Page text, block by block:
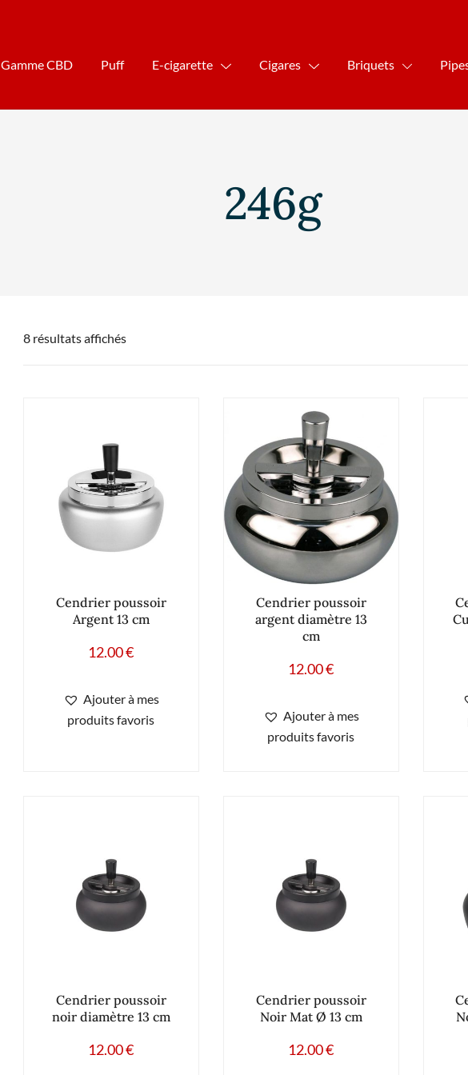
Gamme CBD Puff E-cigarette Cigares Briquets
246g
8 résultats affichés
Cendrier poussoir
Argent 13 cm
12.00€
Ajouter à mes
produits favoris
Cendrier poussoir
argent diamètre 13
cm
12.00€
Ajouter à mes
produits favoris
Cendrier poussoir
noir diamètre 13 cm
12.00€
Cendrier poussoir
Noir Mat Ø 13 cm
12.00€